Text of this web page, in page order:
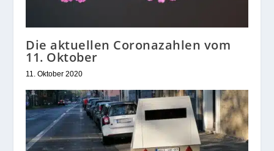
Die aktuellen Coronazahlen vom
11. Oktober
11. Oktober 2020